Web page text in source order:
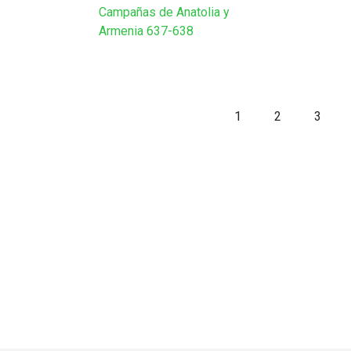
Campañas de Anatolia y
Armenia 637-638
1 2 3